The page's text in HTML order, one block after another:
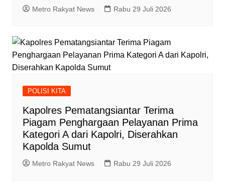
Metro Rakyat News Rabu 29 Juli 2026
POLISI KITA
Kapolres Pematangsiantar Terima
Piagam Penghargaan Pelayanan Prima
Kategori A dari Kapolri, Diserahkan
Kapolda Sumut
Metro Rakyat News Rabu 29 Juli 2026